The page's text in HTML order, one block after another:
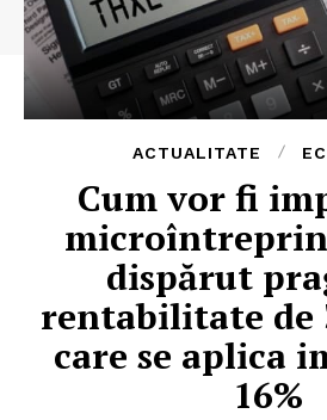
ACTUALITATE
Cum vor fi
dispărut
rentabilitate de
care se aplica
16%